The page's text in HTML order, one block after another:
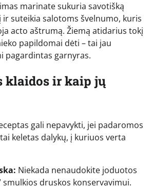
marinate sukuria savotišką
suteikia salotoms švelnumo, kuris
acto aštrumą. Žiemą atidarius tokį
papildomai dėti – tai jau
pagardintas garnyras.
klaidos ir kaip jų
gali nepavykti, jei padaromos
keletas dalykų, į kuriuos verta
Niekada nenaudokite joduotos
smulkios druskos konservavimui.